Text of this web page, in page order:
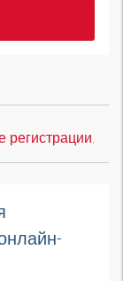
регистрации.